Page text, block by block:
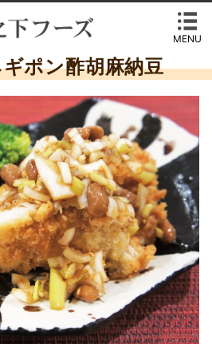
MENU
ポン酢胡麻納豆